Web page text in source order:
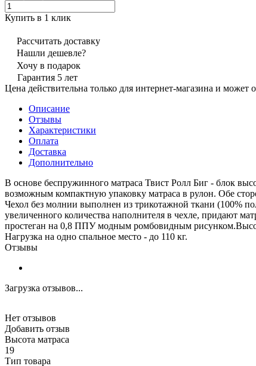
Купить в 1 клик
Рассчитать доставку
Нашли дешевле?
Хочу в подарок
Гарантия 5 лет
Цена действительна только для интернет-магазина и может
Описание
Отзывы
Характеристики
Оплата
Доставка
Дополнительно
В основе беспружинного матраса Твист Ролл Биг - блок
возможным компактную упаковку матраса в рулон. Обе
Чехол без молнии выполнен из трикотажной ткани (100%
увеличенного количества наполнителя в чехле, придают
простеган на 0,8 ППУ модным ромбовидным
Нагрузка на одно спальное место - до 110 кг.
Отзывы
Загрузка отзывов...
Нет отзывов
Добавить отзыв
Высота матраса
19
Тип товара